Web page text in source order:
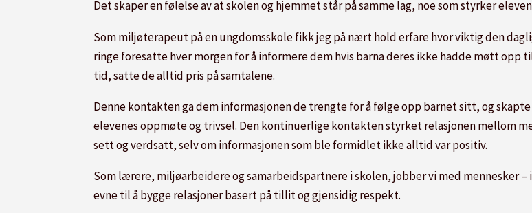
Det skaper en følelse av at skolen og hjemmet står på samme lag, noe som styrker
Som miljøterapeut på en ungdomsskole fikk jeg på nært hold erfare hvor viktig den
ringe foresatte hver morgen for å informere dem hvis barna deres ikke hadde møtt
tid, satte de alltid pris på samtalene.
Denne kontakten ga dem informasjonen de trengte for å følge opp barnet sitt, og
elevenes oppmøte og trivsel. Den kontinuerlige kontakten styrket relasjonen mellom
sett og verdsatt, selv om informasjonen som ble formidlet ikke alltid var positiv.
Som lærere, miljøarbeidere og samarbeidspartnere i skolen, jobber vi med mennesker –
evne til å bygge relasjoner basert på tillit og gjensidig respekt.